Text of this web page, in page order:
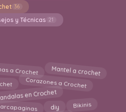
36
y Técnicas 21
a Crochet Mantel a crochet
Corazones a Crochet
en Crochet
diy Bikinis